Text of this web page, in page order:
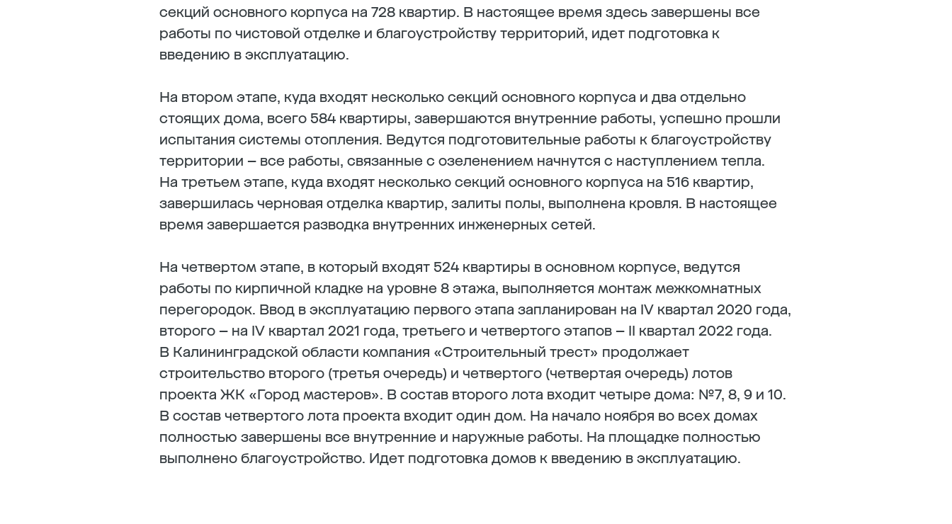
секций основного корпуса на 728 квартир. В настоящее время здесь завершены все
работы по чистовой отделке и благоустройству территорий, идет подготовка к
введению в эксплуатацию.
На втором этапе, куда входят несколько секций основного корпуса и два отдельно
стоящих дома, всего 584 квартиры, завершаются внутренние работы, успешно прошли
испытания системы отопления. Ведутся подготовительные работы к благоустройству
территории – все работы, связанные с озеленением начнутся с наступлением тепла.
На третьем этапе, куда входят несколько секций основного корпуса на 516 квартир,
завершилась черновая отделка квартир, залиты полы, выполнена кровля. В настоящее
время завершается разводка внутренних инженерных сетей.
На четвертом этапе, в который входят 524 квартиры в основном корпусе, ведутся
работы по кирпичной кладке на уровне 8 этажа, выполняется монтаж межкомнатных
перегородок. Ввод в эксплуатацию первого этапа запланирован на IV квартал 2020 года,
второго – на IV квартал 2021 года, третьего и четвертого этапов – II квартал 2022 года.
В Калининградской области компания «Строительный трест» продолжает
строительство второго (третья очередь) и четвертого (четвертая очередь) лотов
проекта ЖК «Город мастеров». В состав второго лота входит четыре дома: №7, 8, 9 и 10.
В состав четвертого лота проекта входит один дом. На начало ноября во всех домах
полностью завершены все внутренние и наружные работы. На площадке полностью
выполнено благоустройство. Идет подготовка домов к введению в эксплуатацию.